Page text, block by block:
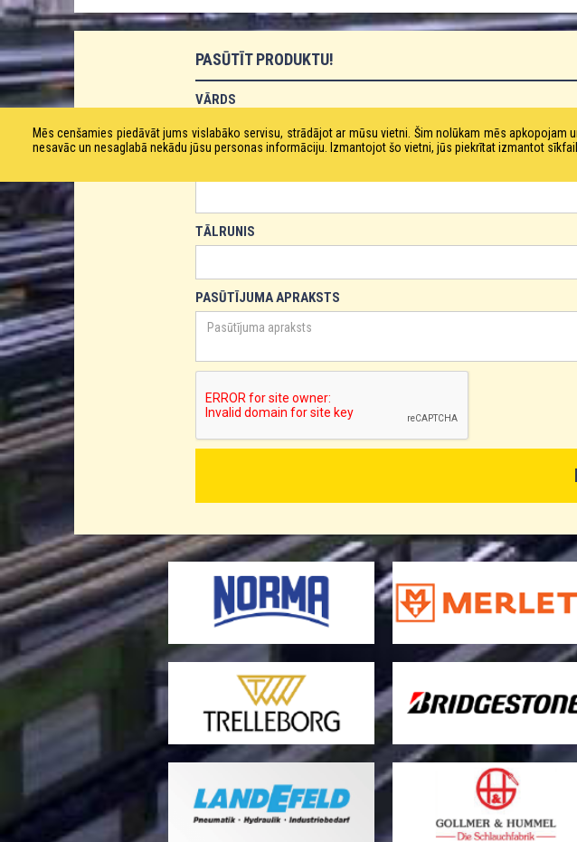
PASŪTĪT PRODUKTU!
VĀRDS
TĀLRUNIS
PASŪTĪJUMA APRAKSTS
Mēs cenšamies piedāvāt jums vislabāko servisu, strādājot ar mūsu vietni. Šim nolūkam mēs
nesavāc un nesaglabā nekādu jūsu personas informāciju. Izmantojot šo vietni, jūs piekrītat izmantot